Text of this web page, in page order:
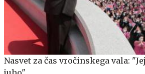
Nasvet za čas vročinskega vala: